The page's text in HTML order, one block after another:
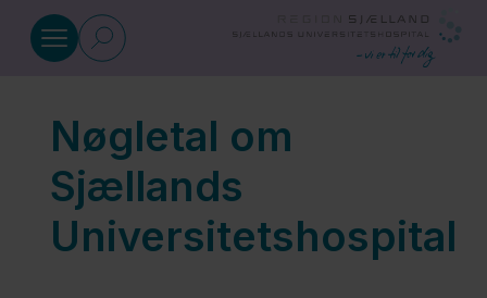
Afdelinger
Patient og
pårørende
Nøgletal om
Sjællands
Universitetshospital